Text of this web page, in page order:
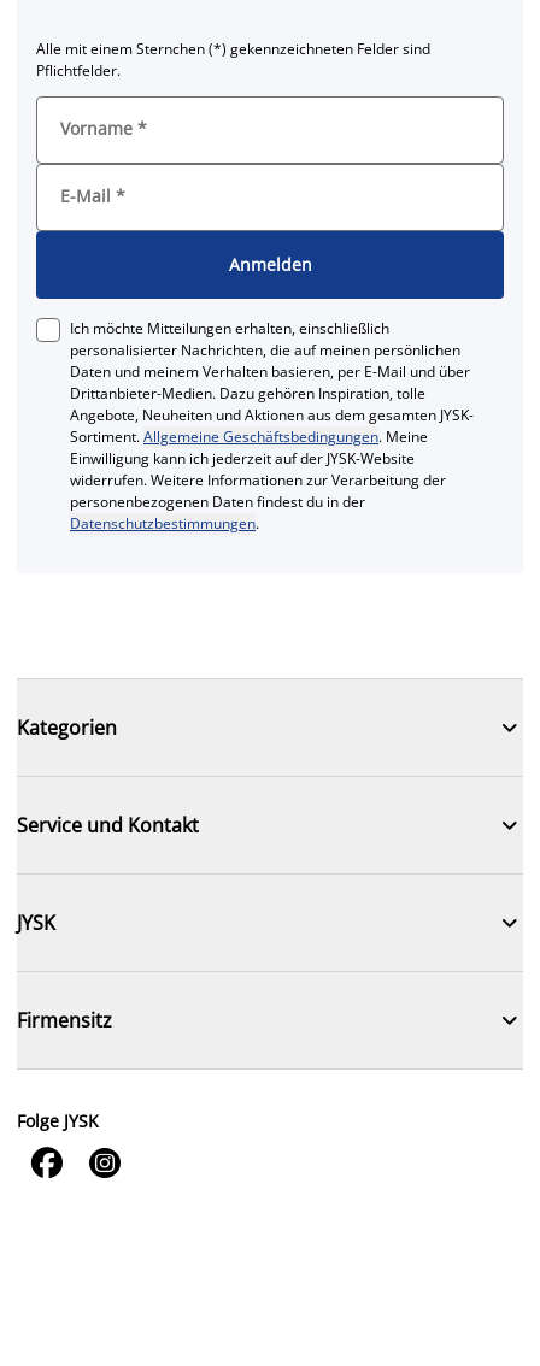
Alle mit einem Sternchen (*) gekennzeichneten Felder sind
Pflichtfelder.
Vorname *
E-Mail *
Anmelden
Ich möchte Mitteilungen erhalten, einschließlich
personalisierter Nachrichten, die auf meinen persönlichen
Daten und meinem Verhalten basieren, per E-Mail und über
Drittanbieter-Medien. Dazu gehören Inspiration, tolle
Angebote, Neuheiten und Aktionen aus dem gesamten JYSK-
Sortiment.Allgemeine Geschäftsbedingungen. Meine
Einwilligung kann ich jederzeit auf der JYSK-Website
widerrufen. Weitere Informationen zur Verarbeitung der
personenbezogenen Daten findest du in der
Datenschutzbestimmungen.
Kategorien 
Service und Kontakt 
JYSK 
Firmensitz 
Folge JYSK
 